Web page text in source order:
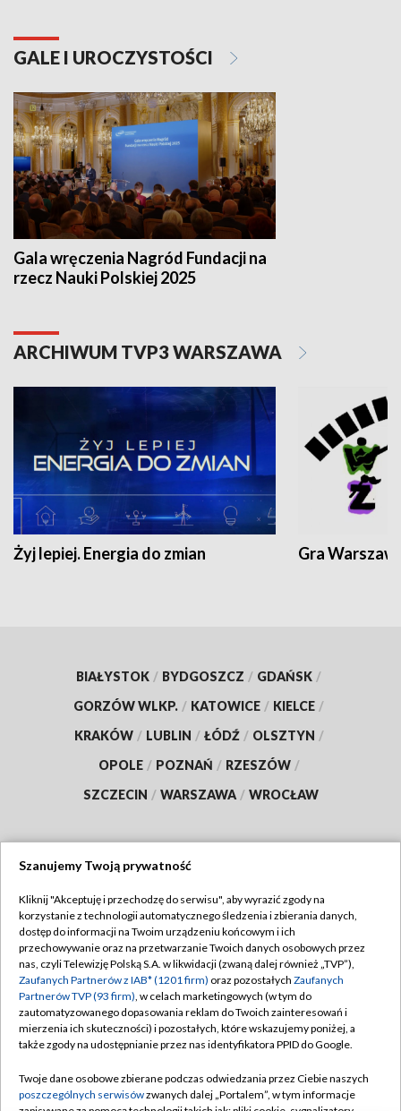
GALE I UROCZYSTOŚCI
Gala wręczenia Nagród Fundacji na
rzecz Nauki Polskiej 2025
ARCHIWUM TVP3 WARSZAWA
Żyj lepiej. Energia do zmian Gra
BIAŁYSTOK / BYDGOSZCZ / GDAŃSK /
GORZÓW WLKP. / KATOWICE / KIELCE /
KRAKÓW / LUBLIN / ŁÓDŹ / OLSZTYN /
OPOLE / POZNAŃ / RZESZÓW /
SZCZECIN / WARSZAWA / WROCŁAW
TVP
Abonament TVP
Emisja w TVP
Centrum informacji TVP
Naziemna Telewizja Cyfrowa
Rada Programowa
Regulamin TVP
Polityka prywatności
Moje zgody
Pomoc
Kontakt
Szanujemy Twoją prywatność
Kliknij "Akceptuję i przechodzę do serwisu", aby wyrazić zgody na
korzystanie z technologii automatycznego śledzenia i zbierania danych,
dostęp do informacji na Twoim urządzeniu końcowym i ich
przechowywanie oraz na przetwarzanie Twoich danych osobowych przez
nas, czyli Telewizję Polską S.A. w likwidacji (zwaną dalej również „TVP”),
Zaufanych Partnerów z IAB* (1201 firm) oraz pozostałych Zaufanych
Partnerów TVP (93 firm), w celach marketingowych (w tym do
zautomatyzowanego dopasowania reklam do Twoich zainteresowań i
mierzenia ich skuteczności) i pozostałych, które wskazujemy poniżej, a
także zgody na udostępnianie przez nas identyfikatora PPID do Google.
Twoje dane osobowe zbierane podczas odwiedzania przez Ciebie naszych
poszczególnych serwisówzwanych dalej „Portalem”, w tym informacje